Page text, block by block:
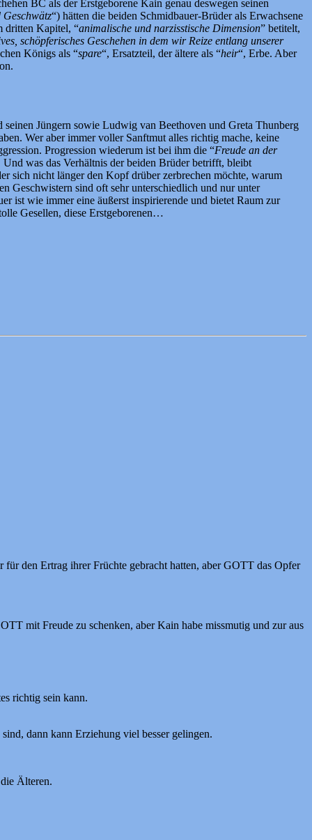
BC als der Erstgeborene Kain genau deswegen seinen
“) hätten die beiden Schmidbauer-Brüder als Erwachsene
dritten Kapitel, “animalische und narzisstische Dimension” betitelt,
schöpferisches Geschehen in dem wir Reize entlang unserer
Königs als “spare“, Ersatzteil, der ältere als “heir“, Erbe. Aber
Jüngern sowie Ludwig van Beethoven und Greta Thunberg
Wer aber immer voller Sanftmut alles richtig mache, keine
Progression wiederum ist bei ihm die “Freude an der
was das Verhältnis der beiden Brüder betrifft, bleibt
sich nicht länger den Kopf drüber zerbrechen möchte, warum
Geschwistern sind oft sehr unterschiedlich und nur unter
ist wie immer eine äußerst inspirierende und bietet Raum zur
Gesellen, diese Erstgeborenen…
den Ertrag ihrer Früchte gebracht hatten, aber GOTT das Opfer
mit Freude zu schenken, aber Kain habe missmutig und zur aus
richtig sein kann.
dann kann Erziehung viel besser gelingen.
Älteren.